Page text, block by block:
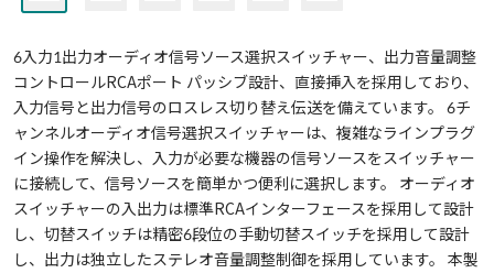
6入力1出力オーディオ信号ソース選択スイッチャー、出力音量調整
コントロールRCAポート パッシブ設計、直接挿入を採用しており、
入力信号と出力信号のロスレス切り替え伝送を備えています。 6チ
ャンネルオーディオ信号選択スイッチャーは、複雑なラインプラグ
イン操作を解決し、入力が必要な機器の信号ソースをスイッチャー
に接続して、信号ソースを簡単かつ便利に選択します。 オーディオ
スイッチャーの入出力は標準RCAインターフェースを採用して設計
し、切替スイッチは精密6段位の手動切替スイッチを採用して設計
し、出力は独立したステレオ音量調整制御を採用しています。 本製